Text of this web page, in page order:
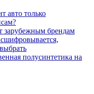
авто только
зарубежным брендам
полусинтетика на